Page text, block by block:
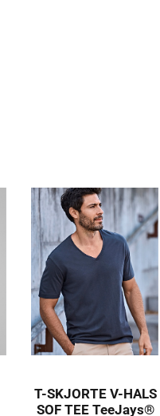
T-SKJORTE V-HALS
SOF TEE TeeJays®